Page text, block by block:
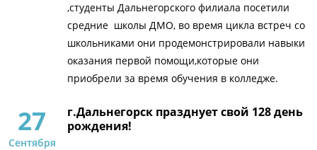
,студенты Дальнегорского филиала посетили
средние школы ДМО, во время цикла встреч со
школьниками они продемонстрировали навыки
оказания первой помощи,которые они
приобрели за время обучения в колледже.
27
Сентября
г.Дальнегорск празднует свой 128 день
рождения!